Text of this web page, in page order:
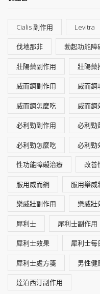
Cialis 副作用 Levitra
伐地那非 勃起功能障
壯陽藥副作用 壯陽藥
威而鋼副作用 威而鋼
威而鋼怎麼吃 威而鋼
必利勁副作用 必利勁
必利勁怎麼吃 必利勁
性功能障礙治療 改善
服用威而鋼 服用樂威
樂威壯副作用 樂威壯
犀利士 犀利士副作用
犀利士效果 犀利士每
犀利士處方箋 男性健
達泊西汀副作用